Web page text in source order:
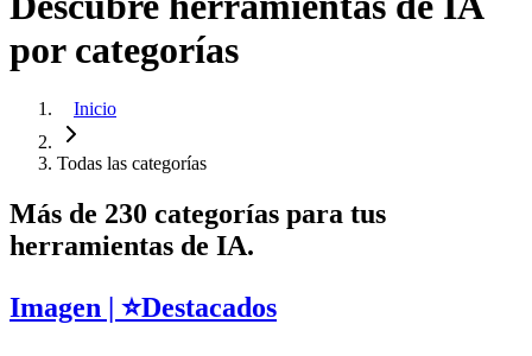
por categorías
Inicio
Todas las categorías
Más de 230 categorías para tus
herramientas de IA.
Imagen | ⭐️Destacados